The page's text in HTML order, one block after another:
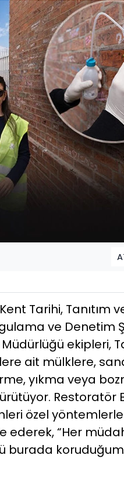
A
Tarihi, Tanıtım
ve Denetim
ekipleri,
ait mülklere,
yıkma veya
Restoratör
özel
ederek, “Her
burada